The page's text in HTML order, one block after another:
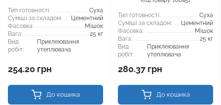
Тип готовності:
Суха
Суміші за складом:
Цементний
Фасовка:
Мішок
Вага:
25 кг
Вид
робіт:
Приклеювання
утеплювача
254.20 грн
До кошика
Тип готовності:
Суха
Суміші за складом:
Цементний
Фасовка:
Мішок
Вага:
25 кг
Вид
робіт:
Приклеювання
утеплювача
280.37 грн
До кошика